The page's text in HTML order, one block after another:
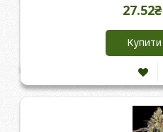
27.52₴
Купити